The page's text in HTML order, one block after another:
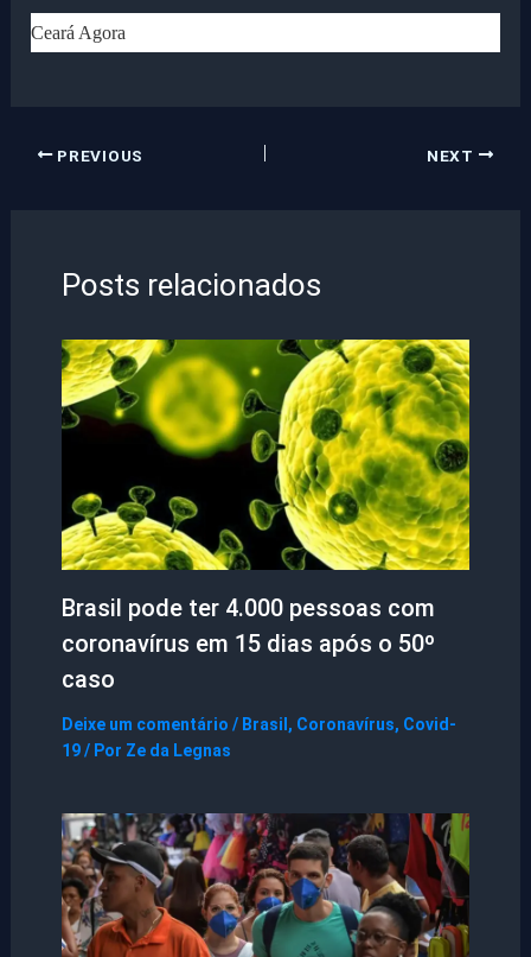
Ceará Agora
PREVIOUS NEXT
Posts relacionados
Brasil pode ter 4.000 pessoas com
coronavírus em 15 dias após o 50º
caso
Deixe um comentário / Brasil , Coronavírus, Covid-
19/ Por Ze da Legnas